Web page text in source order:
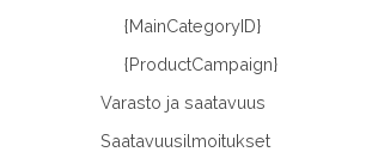
{MainCategoryID}
{ProductCampaign}
Varasto ja saatavuus
Saatavuusilmoitukset